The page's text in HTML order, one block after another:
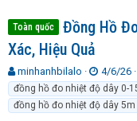
Toàn quốc
Đồng Hồ
Xác, Hiệu Quả
T
h
r
e
minhanhbilalo
N
g
à
y
4/6/26
đồng hồ đo nhiệt độ dây 0-
đồng hồ đo nhiệt độ dây 5m